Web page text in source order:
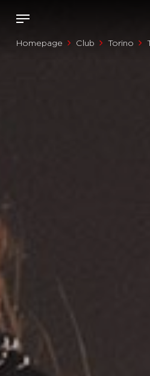
Homepage Club Torino